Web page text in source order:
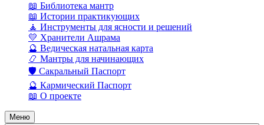
📖 Библиотека мантр
📖 Истории практикующих
🧘 Инструменты для ясности и решений
💛 Хранители Ашрама
🔮 Ведическая натальная карта
📿 Мантры для начинающих
🛡️ Сакральный Паспорт
🔮 Кармический Паспорт
📖 О проекте
Меню